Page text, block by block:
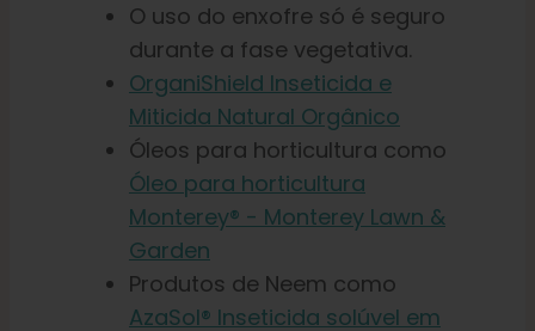
O uso do enxofre só é seguro
durante a fase vegetativa.
OrganiShield Inseticida e
Miticida Natural Orgânico
Óleos para horticultura como
Óleo para horticultura
Monterey® - Monterey Lawn &
Garden
Produtos de Neem como
AzaSol® Inseticida solúvel em